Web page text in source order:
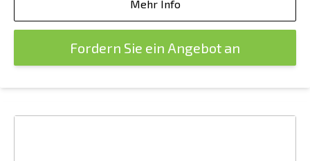
Mehr Info
Fordern Sie ein Angebot an